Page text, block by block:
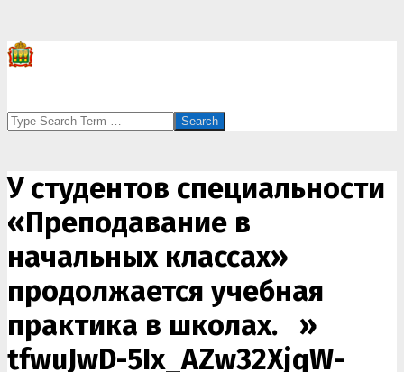
Search
У студентов специальности
«Преподавание в
начальных классах»
продолжается учебная
практика в школах. »
tfwuJwD-5Ix_AZw32XjqW-